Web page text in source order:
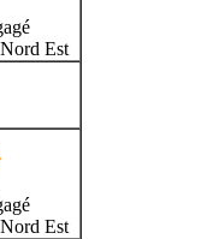
Est
Est